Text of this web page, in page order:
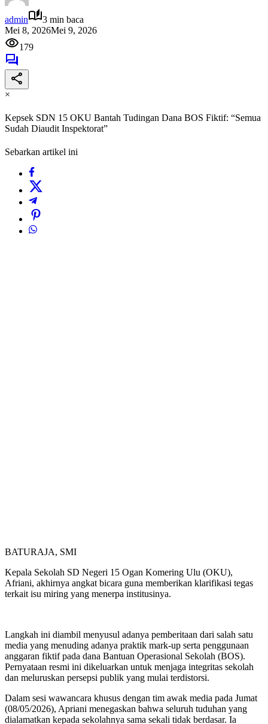
admin
3 min baca
Mei 8, 2026Mei 9, 2026
179
×
Kepsek SDN 15 OKU Bantah Tudingan Dana BOS Fiktif: “Semua
Sudah Diaudit Inspektorat”
Sebarkan artikel ini
BATURAJA, SMI
Kepala Sekolah SD Negeri 15 Ogan Komering Ulu (OKU),
Afriani, akhirnya angkat bicara guna memberikan klarifikasi tegas
terkait isu miring yang menerpa institusinya.
Langkah ini diambil menyusul adanya pemberitaan dari salah satu
media yang menuding adanya praktik mark-up serta penggunaan
anggaran fiktif pada dana Bantuan Operasional Sekolah (BOS).
Pernyataan resmi ini dikeluarkan untuk menjaga integritas sekolah
dan meluruskan persepsi publik yang mulai terdistorsi.
Dalam sesi wawancara khusus dengan tim awak media pada Jumat
(08/05/2026), Apriani menegaskan bahwa seluruh tuduhan yang
dialamatkan kepada sekolahnya sama sekali tidak berdasar. Ia